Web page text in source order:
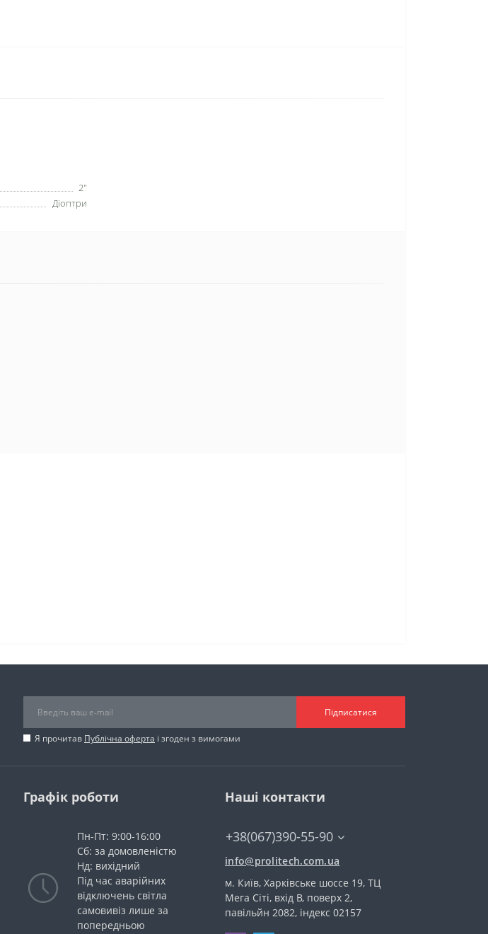
2"
Діоптри
Підписатися
Я прочитав Публічна оферта і згоден з вимогами
Графік роботи
Пн-Пт: 9:00-16:00
Сб: за домовленістю
Нд: вихідний
Під час аварійних
відключень світла
самовивіз лише за
попередньою
Наші контакти
+38(067)390-55-90
info@prolitech.com.ua
м. Київ, Харківське шоссе 19, ТЦ
Мега Сіті, вхід В, поверх 2,
павільйн 2082, індекс 02157